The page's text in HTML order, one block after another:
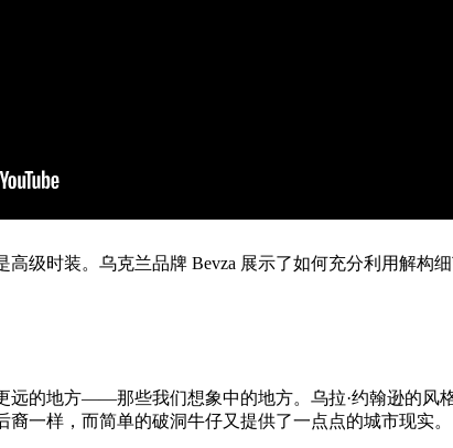
级时装。乌克兰品牌 Bevza 展示了如何充分利用解构
的地方——那些我们想象中的地方。乌拉·约翰逊的风
一样，而简单的破洞牛仔又提供了一点点的城市现实。